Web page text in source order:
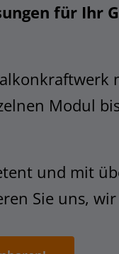
für Ihr
Modul
und mit
Sie uns,